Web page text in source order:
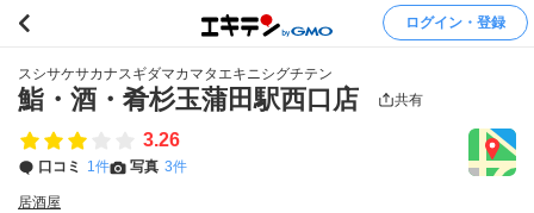
ログイン・登録
スシサケサカナスギダマカマタエキニシグチテン
鮨・酒・肴杉玉蒲田駅西口店 共有
3.26
口コミ 1件 写真 3件
居酒屋